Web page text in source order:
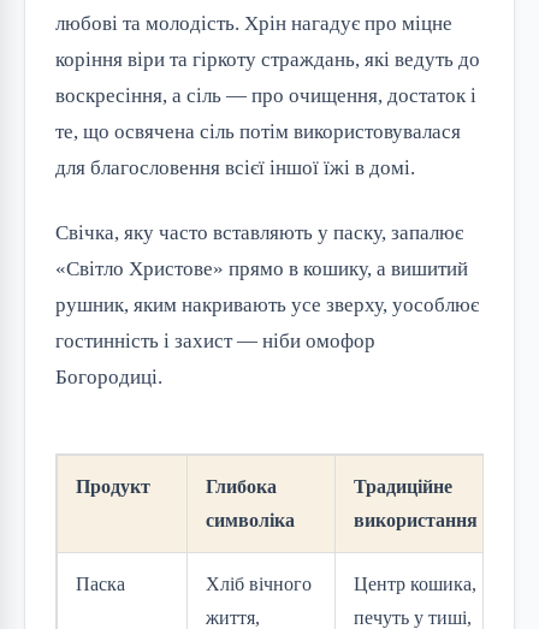
любові та молодість. Хрін нагадує про міцне
коріння віри та гіркоту страждань, які ведуть до
воскресіння, а сіль — про очищення, достаток і
те, що освячена сіль потім використовувалася
для благословення всієї іншої їжі в домі.
Свічка, яку часто вставляють у паску, запалює
«Світло Христове» прямо в кошику, а вишитий
рушник, яким накривають усе зверху, уособлює
гостинність і захист — ніби омофор
Богородиці.
Продукт
Глибока
символіка
Традиційне
використання
Паска
Хліб вічного
життя,
Центр кошика,
печуть у тиші,